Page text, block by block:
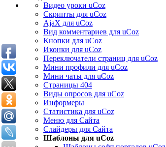
Видео уроки uCoz
Скрипты для uCoz
AjaX для uCoz
Вид комментариев для uCoz
Кнопки для uCoz
Иконки для uCoz
Переключатели страниц для uCoz
Мини профили для uCoz
Мини чаты для uCoz
Страницы 404
Виды опросов для uCoz
Информеры
Статистика для uCoz
Меню для Сайта
Слайдеры для Сайта
Шаблоны для uCoz